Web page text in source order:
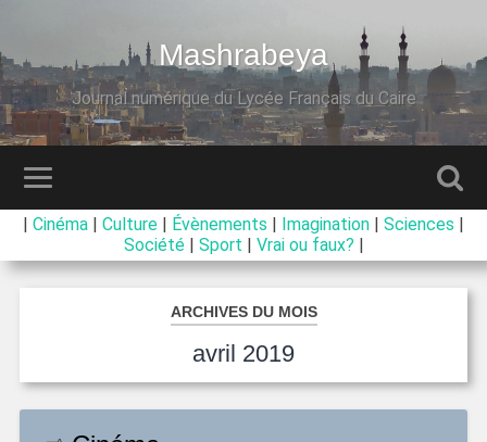
Mashrabeya
Journal numérique du Lycée Français du Caire
Cinéma Culture Évènements Imagination Sciences
Société| Sport Vrai ou faux?
ARCHIVES DU MOIS
avril 2019